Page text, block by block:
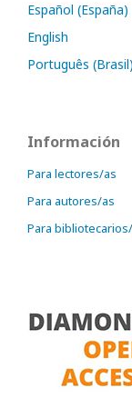
Español (España)
English
Português (Brasil)
Información
Para lectores/as
Para autores/as
Para